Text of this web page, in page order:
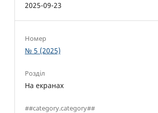
2025-09-23
Номер
№ 5 (2025)
Розділ
На екранах
##category.category##